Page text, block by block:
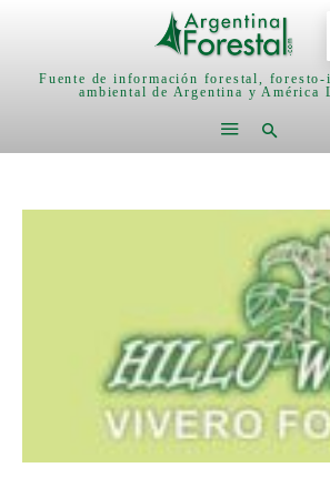
Fuente de información forestal,
ambiental de Argentina y América